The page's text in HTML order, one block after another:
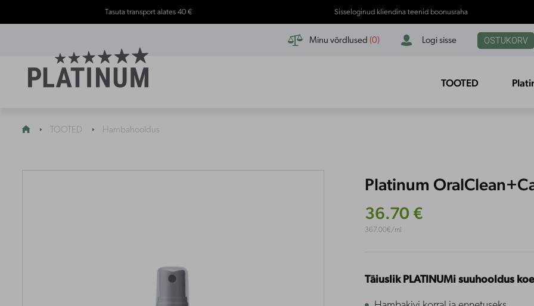
Tasuta transport alates 40 € Sisseloginud kliendina teenid boonusraha
 Minu võrdlused (0)  Logi sisse OSTUKORV
TOOTED
 TOOTED Hambahooldus
Platinum
36.70 €
367.00€/ml
Täiuslik PLATINUMi suuhooldus